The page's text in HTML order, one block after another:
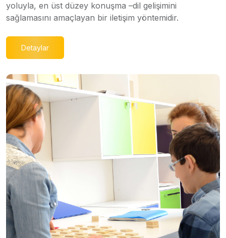
yoluyla, en üst düzey konuşma –dil gelişimini
sağlamasını amaçlayan bir iletişim yöntemidir.
Detaylar